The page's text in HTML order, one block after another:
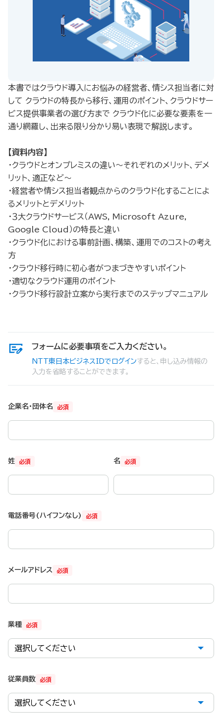
本書ではクラウド導入にお悩みの経営者、情シス担当者に対
して クラウドの特長から移行、運用のポイント、クラウドサー
ビス提供事業者の選び方まで クラウド化に必要な要素を一
通り網羅し、出来る限り分かり易い表現で解説します。
【資料内容】
・クラウドとオンプレミスの違い～それぞれのメリット、デメ
リット、適正など～
・経営者や情シス担当者観点からのクラウド化することによ
るメリットとデメリット
・３大クラウドサービス（AWS, Microsoft Azure,
Google Cloud）の特長と違い
・クラウド化における事前計画、構築、運用でのコストの考え
方
・クラウド移行時に初心者がつまづきやすいポイント
・適切なクラウド運用のポイント
・クラウド移行設計立案から実行までのステップマニュアル
フォームに必要事項をご入力ください。
NTT東日本ビジネスIDでログインすると、申し込み情報の
入力を省略することができます。
必須
企業名・団体名
必須
姓 必須
名
必須
電話番号(ハイフンなし)
必須
メールアドレス
必須
業種
必須
従業員数